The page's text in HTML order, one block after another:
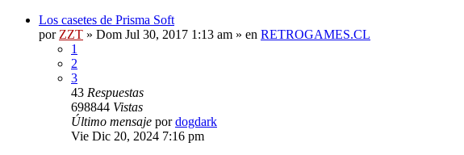
Los casetes de Prisma Soft
por ZZT » Dom Jul 30, 2017 1:13 am » en RETROGAMES.CL
1
2
3
43 Respuestas
698844 Vistas
Último mensaje pordogdark
Vie Dic 20, 2024 7:16 pm